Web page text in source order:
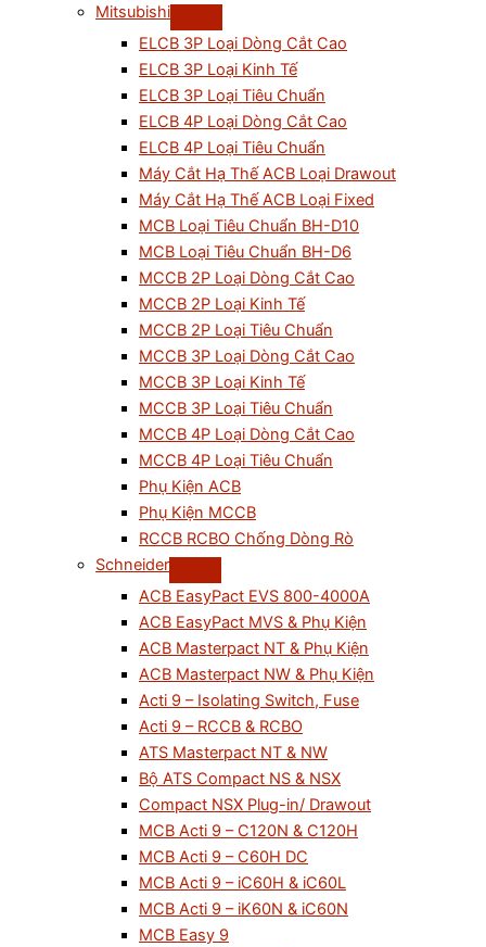
Mitsubishi
ELCB 3P Loại Dòng Cắt Cao
ELCB 3P Loại Kinh Tế
ELCB 3P Loại Tiêu Chuẩn
ELCB 4P Loại Dòng Cắt Cao
ELCB 4P Loại Tiêu Chuẩn
Máy Cắt Hạ Thế ACB Loại Drawout
Máy Cắt Hạ Thế ACB Loại Fixed
MCB Loại Tiêu Chuẩn BH-D10
MCB Loại Tiêu Chuẩn BH-D6
MCCB 2P Loại Dòng Cắt Cao
MCCB 2P Loại Kinh Tế
MCCB 2P Loại Tiêu Chuẩn
MCCB 3P Loại Dòng Cắt Cao
MCCB 3P Loại Kinh Tế
MCCB 3P Loại Tiêu Chuẩn
MCCB 4P Loại Dòng Cắt Cao
MCCB 4P Loại Tiêu Chuẩn
Phụ Kiện ACB
Phụ Kiện MCCB
RCCB RCBO Chống Dòng Rò
Schneider
ACB EasyPact EVS 800-4000A
ACB EasyPact MVS & Phụ Kiện
ACB Masterpact NT & Phụ Kiện
ACB Masterpact NW & Phụ Kiện
Acti 9 – Isolating Switch, Fuse
Acti 9 – RCCB & RCBO
ATS Masterpact NT & NW
Bộ ATS Compact NS & NSX
Compact NSX Plug-in/ Drawout
MCB Acti 9 – C120N & C120H
MCB Acti 9 – C60H DC
MCB Acti 9 – iC60H & iC60L
MCB Acti 9 – iK60N & iC60N
MCB Easy 9